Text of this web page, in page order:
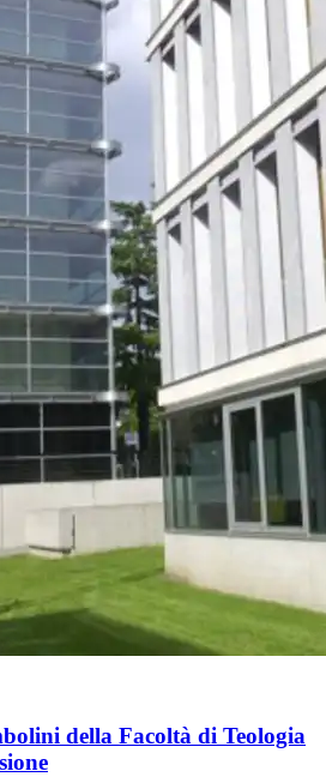
della Facoltà di Teologia